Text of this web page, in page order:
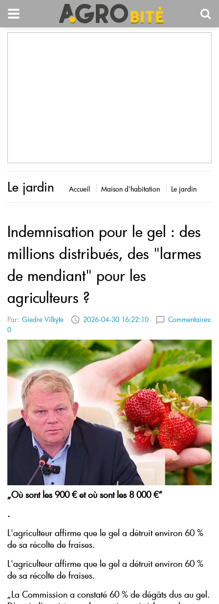
Le jardin Accueil Maison d'habitation Le jardin
Indemnisation pour le gel : des
millions distribués, des "larmes
de mendiant" pour les
agriculteurs ?
Par: Giedrė Vilkytė 2026-04-30 16:22:10
Commentaires:
0
„Où sont les 900 € et où sont les 8 000 €“
.
L'agriculteur affirme que le gel a détruit environ 60 %
de sa récolte de fraises.
L'agriculteur affirme que le gel a détruit environ 60 %
de sa récolte de fraises.
„La Commission a constaté 60 % de dégâts dus au gel.